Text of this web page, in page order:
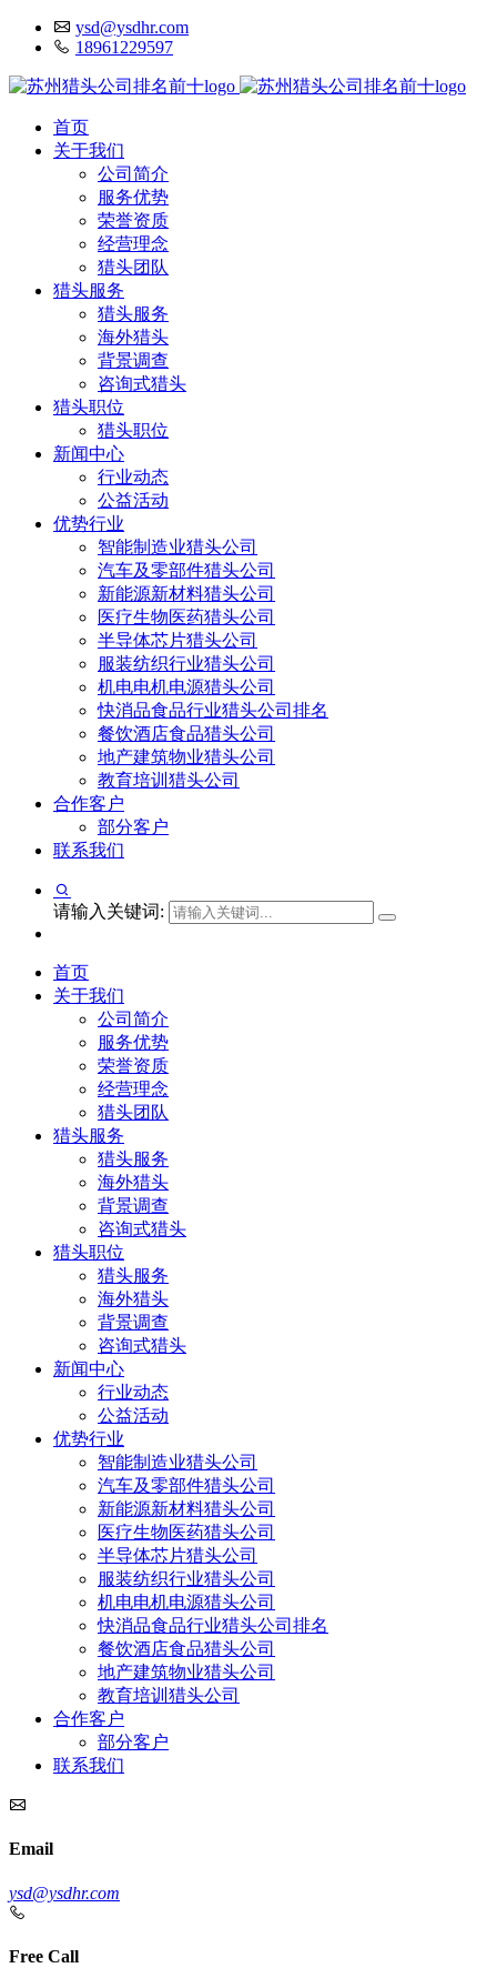
ysd@ysdhr.com
18961229597
首页
关于我们
公司简介
服务优势
荣誉资质
经营理念
猎头团队
猎头服务
猎头服务
海外猎头
背景调查
咨询式猎头
猎头职位
猎头职位
新闻中心
行业动态
公益活动
优势行业
智能制造业猎头公司
汽车及零部件猎头公司
新能源新材料猎头公司
医疗生物医药猎头公司
半导体芯片猎头公司
服装纺织行业猎头公司
机电电机电源猎头公司
快消品食品行业猎头公司排名
餐饮酒店食品猎头公司
地产建筑物业猎头公司
教育培训猎头公司
合作客户
部分客户
联系我们
请输入关键词:
首页
关于我们
公司简介
服务优势
荣誉资质
经营理念
猎头团队
猎头服务
猎头服务
海外猎头
背景调查
咨询式猎头
猎头职位
猎头服务
海外猎头
背景调查
咨询式猎头
新闻中心
行业动态
公益活动
优势行业
智能制造业猎头公司
汽车及零部件猎头公司
新能源新材料猎头公司
医疗生物医药猎头公司
半导体芯片猎头公司
服装纺织行业猎头公司
机电电机电源猎头公司
快消品食品行业猎头公司排名
餐饮酒店食品猎头公司
地产建筑物业猎头公司
教育培训猎头公司
合作客户
部分客户
联系我们
Email
ysd@ysdhr.com
Free Call